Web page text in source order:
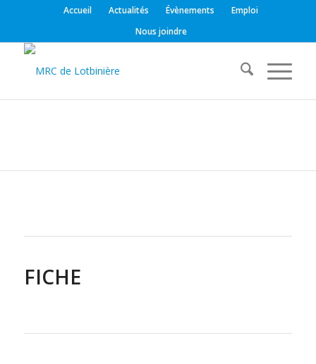
Accueil Actualités Évènements
Emploi
Nous joindre
FICHE